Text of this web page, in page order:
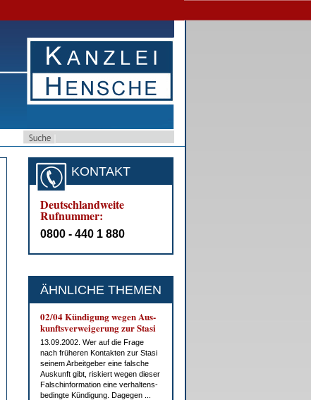
KONTAKT
Deutschlandweite
Rufnummer:
0800 - 440 1 880
ÄHNLICHE THEMEN
02/04 Kün­di­gung we­gen Aus­
kunfts­ver­wei­ge­rung zur Sta­si
13.09.2002. Wer auf die Fra­ge
nach frü­he­ren Kon­tak­ten zur Sta­si
sei­nem Ar­beit­ge­ber ei­ne fal­sche
Aus­kunft gibt, ris­kiert we­gen die­ser
Falsch­in­for­ma­ti­on ei­ne ver­hal­tens­
be­ding­te Kün­di­gung. Da­ge­gen ...